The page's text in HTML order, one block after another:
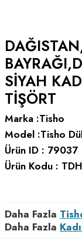
SIYAH
TIŞÖRT
Marka :Tisho
Model :Tisho
Ürün ID : 79037
Ürün Kodu :
Daha Fazla
Daha Fazla